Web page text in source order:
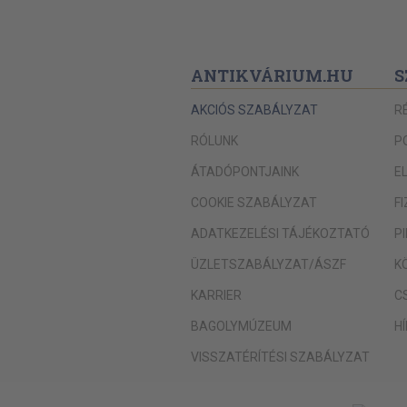
ANTIKVÁRIUM.HU
AKCIÓS SZABÁLYZAT
RÓLUNK
ÁTADÓPONTJAINK
COOKIE SZABÁLYZAT
ADATKEZELÉSI TÁJÉKOZTATÓ
ÜZLETSZABÁLYZAT/ÁSZF
KARRIER
BAGOLYMÚZEUM
VISSZATÉRÍTÉSI SZABÁLYZAT